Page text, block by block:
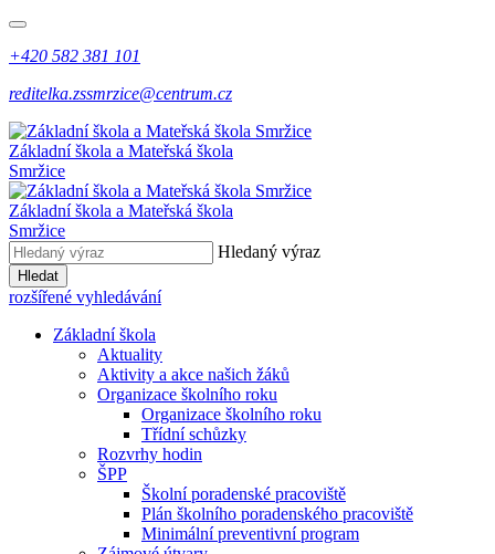
+420 582 381 101
reditelka.zssmrzice@centrum.cz
Základní škola a Mateřská škola
Smržice
Základní škola a Mateřská škola
Smržice
Hledaný výraz
Hledat
rozšířené vyhledávání
Základní škola
Aktuality
Aktivity a akce našich žáků
Organizace školního roku
Organizace školního roku
Třídní schůzky
Rozvrhy hodin
ŠPP
Školní poradenské pracoviště
Plán školního poradenského pracoviště
Minimální preventivní program